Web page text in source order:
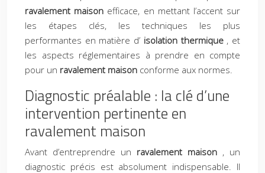
ravalement maison efficace, en mettant l’accent sur
les étapes clés, les techniques les plus
performantes en matière d’ isolation thermique , et
les aspects réglementaires à prendre en compte
pour un ravalement maison conforme aux normes.
Diagnostic préalable : la clé d’une
intervention pertinente en
ravalement maison
Avant d’entreprendre un ravalement maison , un
diagnostic précis est absolument indispensable. Il